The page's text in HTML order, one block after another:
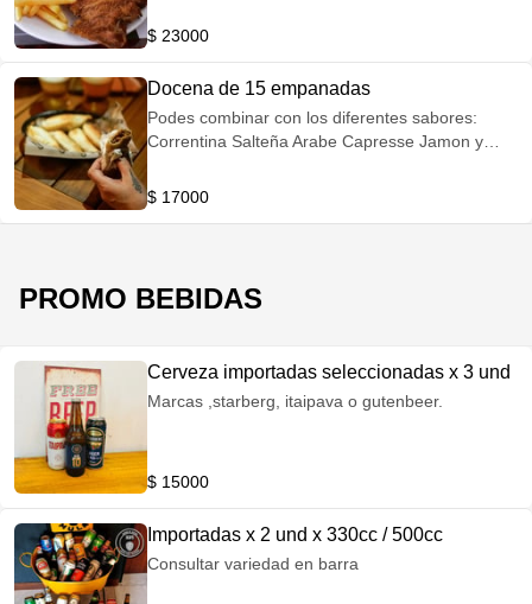
$ 23000
Docena de 15 empanadas
Podes combinar con los diferentes sabores:
Correntina Salteña Arabe Capresse Jamon y
$ 17000
PROMO BEBIDAS
Cerveza importadas seleccionadas x 3 und
Marcas ,starberg, itaipava o gutenbeer.
$ 15000
Importadas x 2 und x 330cc / 500cc
Consultar variedad en barra